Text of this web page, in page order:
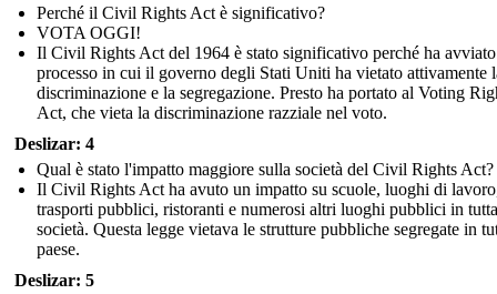
Perché il Civil Rights Act è significativo?
VOTA OGGI!
Il Civil Rights Act del 1964 è stato significativo perché ha
processo in cui il governo degli Stati Uniti ha vietato attivamente
discriminazione e la segregazione. Presto ha portato al Voting
Act, che vieta la discriminazione razziale nel voto.
Deslizar: 4
Qual è stato l'impatto maggiore sulla società del Civil Rights Act?
Il Civil Rights Act ha avuto un impatto su scuole, luoghi di
trasporti pubblici, ristoranti e numerosi altri luoghi pubblici in
società. Questa legge vietava le strutture pubbliche segregate in
paese.
Deslizar: 5